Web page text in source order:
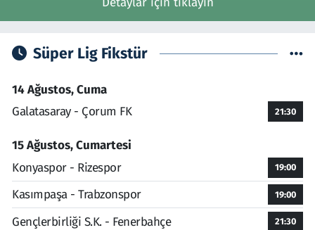
Süper Lig Fikstür
14 Ağustos, Cuma
Galatasaray - Çorum FK
21:30
15 Ağustos, Cumartesi
Konyaspor - Rizespor
19:00
Kasımpaşa - Trabzonspor 19:00
Gençlerbirliği S.K. - Fenerbahçe 21:30